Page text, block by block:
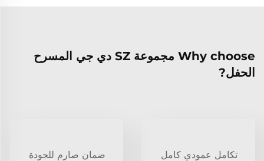
Why choose مجموعة SZ دي جي المسرح
الحفل?
تكامل عمودي كامل
ضمان صارم للجودة